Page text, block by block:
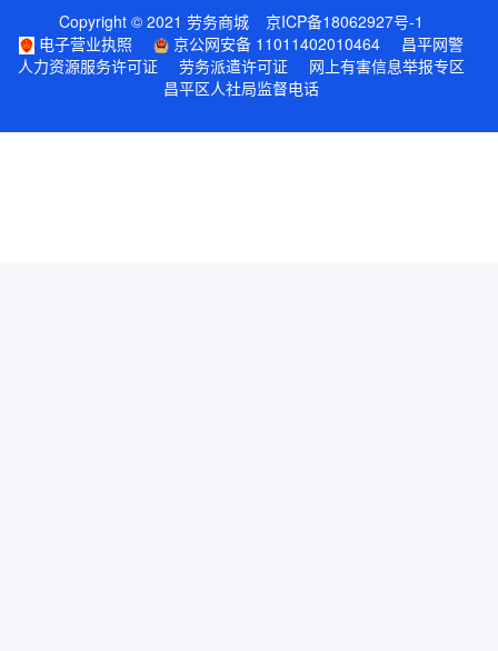
Copyright © 2021 劳务商城
京ICP备18062927号-1
电子营业执照
京公网安备 11011402010464
昌平网警
人力资源服务许可证
劳务派遣许可证
网上有害信息举报专区
昌平区人社局监督电话